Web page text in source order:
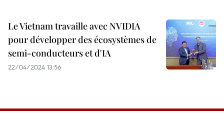
Le Vietnam travaille avec NVIDIA
pour développer des écosystèmes de
semi-conducteurs et d'IA
22/04/2024 13:56